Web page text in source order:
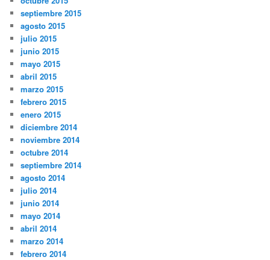
septiembre 2015
agosto 2015
julio 2015
junio 2015
mayo 2015
abril 2015
marzo 2015
febrero 2015
enero 2015
diciembre 2014
noviembre 2014
octubre 2014
septiembre 2014
agosto 2014
julio 2014
junio 2014
mayo 2014
abril 2014
marzo 2014
febrero 2014